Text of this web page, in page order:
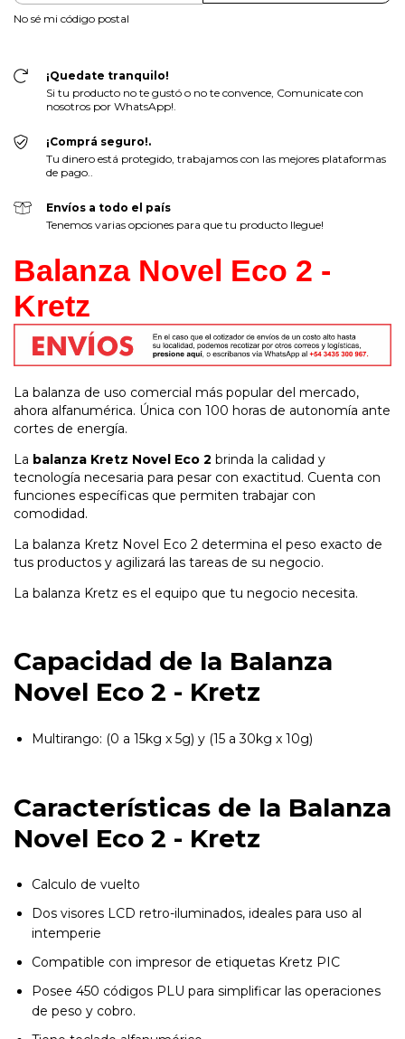
No sé mi código postal
¡Quedate tranquilo!
Si tu producto no te gustó o no te convence, Comunicate con
nosotros por WhatsApp!.
¡Comprá seguro!.
Tu dinero está protegido, trabajamos con las mejores plataformas
de pago..
Envíos a todo el país
Tenemos varias opciones para que tu producto llegue!
Balanza Novel Eco 2 -
Kretz
La balanza de uso comercial más popular del mercado,
ahora alfanumérica. Única con 100 horas de autonomía ante
cortes de energía.
La balanza Kretz Novel Eco 2 brinda la calidad y
tecnología necesaria para pesar con exactitud. Cuenta con
funciones específicas que permiten trabajar con
comodidad.
La balanza Kretz Novel Eco 2 determina el peso exacto de
tus productos y agilizará las tareas de su negocio.
La balanza Kretz es el equipo que tu negocio necesita.
Capacidad de la Balanza
Novel Eco 2 - Kretz
Multirango: (0 a 15kg x 5g) y (15 a 30kg x 10g)
Características de la Balanza
Novel Eco 2 - Kretz
Calculo de vuelto
Dos visores LCD retro-iluminados, ideales para uso al
intemperie
Compatible con impresor de etiquetas Kretz PIC
Posee 450 códigos PLU para simplificar las operaciones
de peso y cobro.